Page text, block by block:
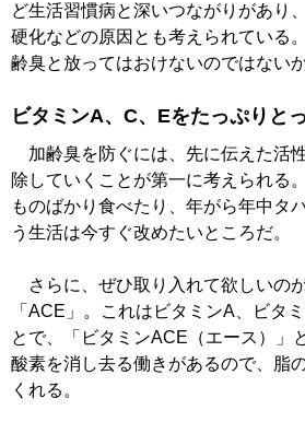
ど生活習慣病と深いつながりがあり
硬化などの原因とも考えられている
齢臭と放ってはおけないのではない
ビタミンA、C、Eをたっぷりと
加齢臭を防ぐには、先に伝えた活
除していくことが第一に考えられる
ものばかり食べたり、年がら年中タ
う生活は今すぐ改めたいところだ。
さらに、ぜひ取り入れて欲しいの
「ACE」。これはビタミンA、ビタ
とで、「ビタミンACE（エース）」
酸素を消し去る働きがあるので、脂
くれる。